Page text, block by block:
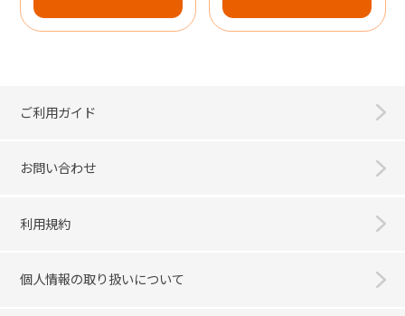
ご利用ガイド
お問い合わせ
利用規約
個人情報の取り扱いについて